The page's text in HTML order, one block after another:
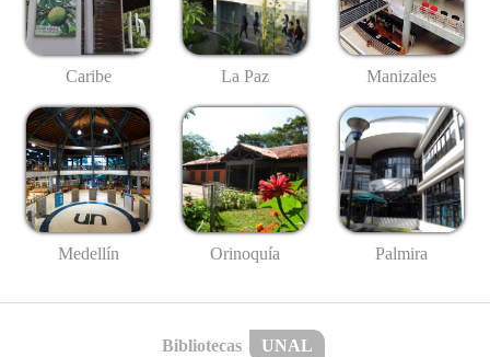
Caribe La Paz Manizales
Medellín Orinoquía Palmira
Bibliotecas UNAL